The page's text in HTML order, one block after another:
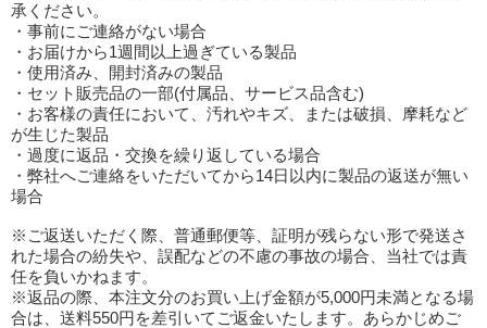
承ください。
・事前にご連絡がない場合
・お届けから1週間以上過ぎている製品
・使用済み、開封済みの製品
・セット販売品の一部(付属品、サービス品含む)
・お客様の責任において、汚れやキズ、または破損、摩耗など
が生じた製品
・過度に返品・交換を繰り返している場合
・弊社へご連絡をいただいてから14日以内に製品の返送が無い
場合
※ご返送いただく際、普通郵便等、証明が残らない形で発送さ
れた場合の紛失や、誤配などの不慮の事故の場合、当社では責
任を負いかねます。
※返品の際、本注文分のお買い上げ金額が5,000円未満となる場
合は、送料550円を差引いてご返金いたします。あらかじめご